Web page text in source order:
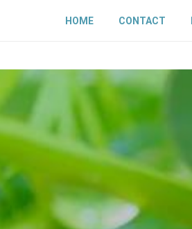
HOME CONTACT